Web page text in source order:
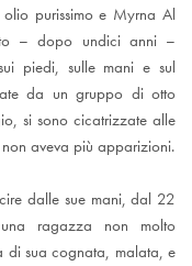
purissimo e Myrna Al
– dopo undici anni –
piedi, sulle mani e sul
da un gruppo di otto
si sono cicatrizzate alle
aveva più apparizioni.
dalle sue mani, dal 22
ragazza non molto
di sua cognata, malata, e